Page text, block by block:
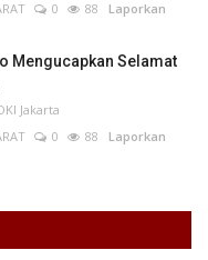
0 88 Laporkan
Mengucapkan Selamat
Jakarta
0 88 Laporkan